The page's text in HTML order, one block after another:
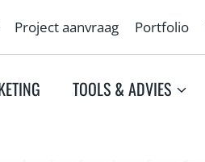
Project aanvraag Portfolio
TOOLS & ADVIES